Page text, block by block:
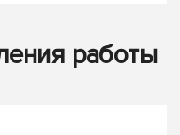
работы